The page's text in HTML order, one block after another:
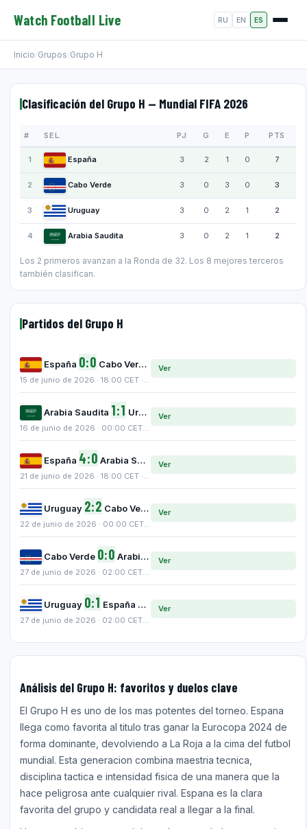
Watch Football Live RU EN ES
Inicio/Grupos/Grupo H
Clasificación del Grupo H — Mundial FIFA 2026
# SEL. PJ G E P PTS
1 España 3 2 1 0 7
2 Cabo Verde 3 0 3 0 3
3 Uruguay 3 0 2 1 2
4 Arabia Saudita 3 0 2 1 2
Los 2 primeros avanzan a la Ronda de 32. Los 8 mejores terceros
también clasifican.
Partidos del Grupo H
España 0:0 Cabo Verde
15 de junio de 2026 · 18:00 CET · Mercedes-Benz Stadium, Atlanta
Ver
Arabia Saudita 1:1 Uruguay
16 de junio de 2026 · 00:00 CET · Hard Rock Stadium, Miami
Ver
España 4:0 Arabia Saudita
21 de junio de 2026 · 18:00 CET · Mercedes-Benz Stadium, Atlanta
Ver
Uruguay 2:2 Cabo Verde
22 de junio de 2026 · 00:00 CET · Hard Rock Stadium, Miami
Ver
Cabo Verde 0:0 Arabia Saudita
27 de junio de 2026 · 02:00 CET · NRG Stadium, Houston
Ver
Uruguay 0:1 España
27 de junio de 2026 · 02:00 CET · Estadio Akron, Guadalajara
Ver
Análisis del Grupo H: favoritos y duelos clave
El Grupo H es uno de los mas potentes del torneo. Espana
llega como favorita al titulo tras ganar la Eurocopa 2024 de
forma dominante, devolviendo a La Roja a la cima del futbol
mundial. Esta generacion combina maestria tecnica,
disciplina tactica e intensidad fisica de una manera que la
hace peligrosa ante cualquier rival. Espana es la clara
favorita del grupo y candidata real a llegar a la final.